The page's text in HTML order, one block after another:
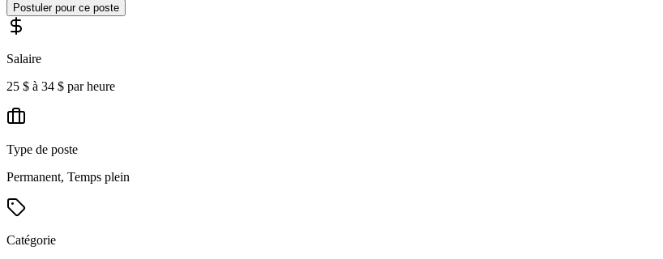
Postuler pour ce poste
Salaire
25 $ à 34 $ par heure
Type de poste
Permanent, Temps plein
Catégorie